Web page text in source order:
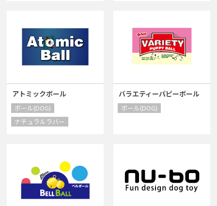
アトミックボール
ボール(DOG)
ナチュラルラバー
バラエティーパピーボール
ボール(DOG)